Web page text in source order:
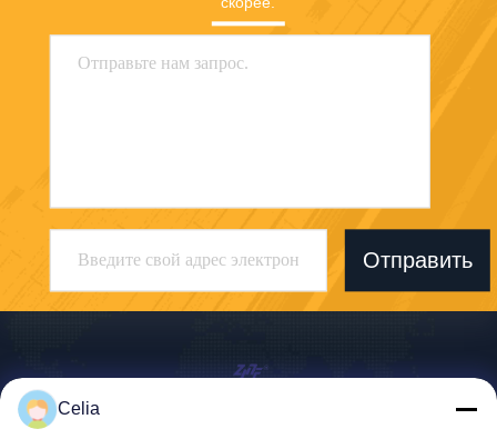
Отправить
Shenzhen Zhong Jian South Environment
Celia